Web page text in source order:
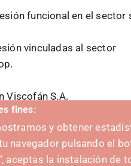
funcional en el sector
vinculadas al sector
Viscofán S.A.
fines:
y obtener
navegador pulsando el
, aceptas la instalación de